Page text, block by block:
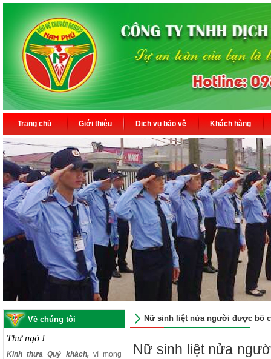
Trang chủ Giới thiệu Dịch vụ bảo vệ Khách hàng
Về chúng tôi
Thư ngỏ !
Kính thưa Quý khách,vì mong
Nữ sinh liệt nửa người được bố
Nữ sinh liệt nửa